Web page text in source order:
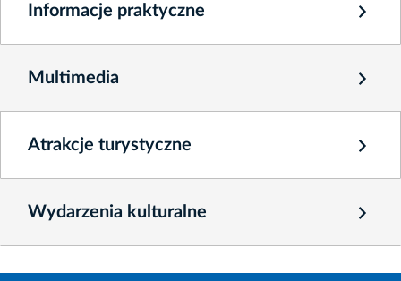
Informacje praktyczne
Multimedia
Atrakcje turystyczne
Wydarzenia kulturalne